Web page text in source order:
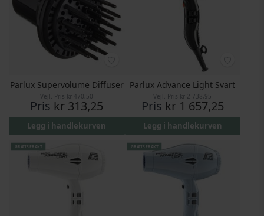
Parlux Supervolume Diffuser
Vejl. Pris kr 470,50
Pris kr 313,25
Legg i handlekurven
Parlux Advance Light Svart
Vejl. Pris kr 2 738,95
Pris kr 1 657,25
Legg i handlekurven
GRATIS FRAKT GRATIS FRAKT